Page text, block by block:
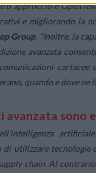
approccio e
e migliorando la
Group. “Inoltre, la
avanzata
cartacee
quando e dove ne
sono
di utilizzare
chain. Al